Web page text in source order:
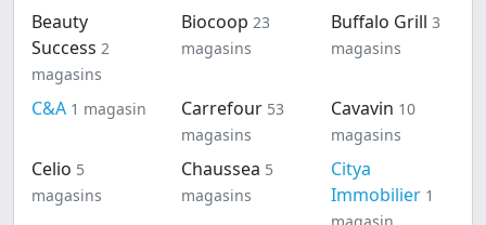
Beauty
Success 2
magasins
Biocoop 23
magasins
Buffalo Grill 3
magasins
C&A 1 magasin Carrefour 53
magasins
Cavavin 10
magasins
Celio 5
magasins
Chaussea 5
magasins
Citya
Immobilier 1